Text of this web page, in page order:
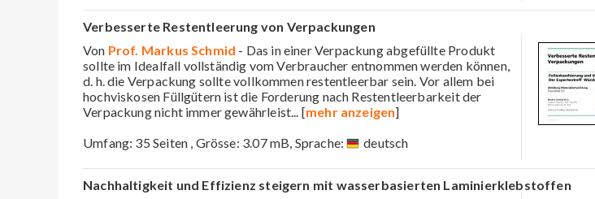
Verbesserte Restentleerung von Verpackungen
Von Prof. Markus Schmid - Das in einer Verpackung abgefüllte Produkt
sollte im Idealfall vollständig vom Verbraucher entnommen werden können,
d. h. die Verpackung sollte vollkommen restentleerbar sein. Vor allem bei
hochviskosen Füllgütern ist die Forderung nach Restentleerbarkeit der
Verpackung nicht immer gewährleist... [mehr anzeigen]
Umfang: 35 Seiten , Grösse: 3.07 mB, Sprache:
deutsch
Nachhaltigkeit und Effizienz steigern mit wasserbasierten Laminierklebstoffen